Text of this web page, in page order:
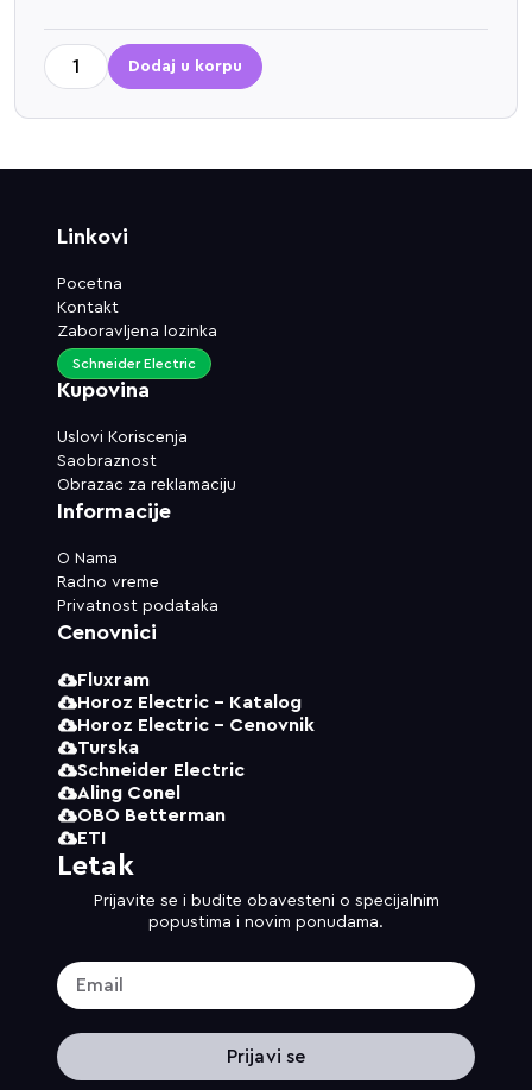
Dodaj u korpu
Linkovi
Pocetna
Kontakt
Zaboravljena lozinka
Kupovina
Uslovi Koriscenja
Saobraznost
Obrazac za reklamaciju
Schneider Electric
Informacije
O Nama
Radno vreme
Privatnost podataka
Cenovnici
Fluxram
Horoz Electric - Katalog
Horoz Electric - Cenovnik
Turska
Schneider Electric
Aling Conel
OBO Betterman
ETI
Letak
Prijavite se i budite obavesteni o specijalnim
popustima i novim ponudama.
Prijavi se